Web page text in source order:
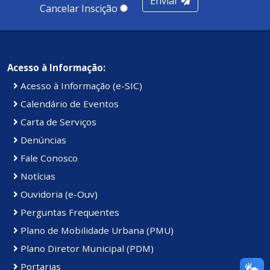
Cancelar Inscição
Acesso à Informação:
Acesso à Informação (e-SIC)
Calendário de Eventos
Carta de Serviços
Denúncias
Fale Conosco
Notícias
Ouvidoria (e-Ouv)
Perguntas Frequentes
Plano de Mobilidade Urbana (PMU)
Plano Diretor Municipal (PDM)
Portarias